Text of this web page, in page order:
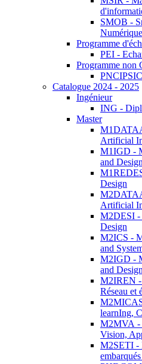
SMOB -
Programme
PEI -
Programme non
Catalogue 2024 - 2025
Ingénieur
ING -
Master
Artificial
M1IGD -
and Design
Design
Artificial
M2DESI -
Design
M2ICS -
and
M2IGD -
and Design
M2IREN -
Réseau et
learnIng,
M2MVA -
Vision,
M2SETI -